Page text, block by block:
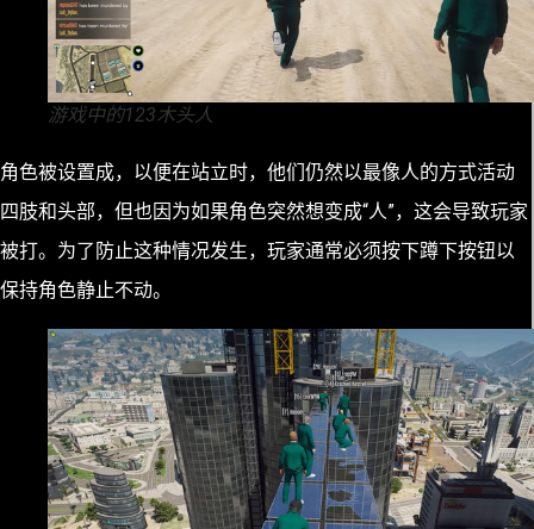
游戏中的123木头人
角色被设置成，以便在站立时，他们仍然以最像人的方式活动
四肢和头部，但也因为如果角色突然想变成“人”，这会导致玩家
被打。为了防止这种情况发生，玩家通常必须按下蹲下按钮以
保持角色静止不动。